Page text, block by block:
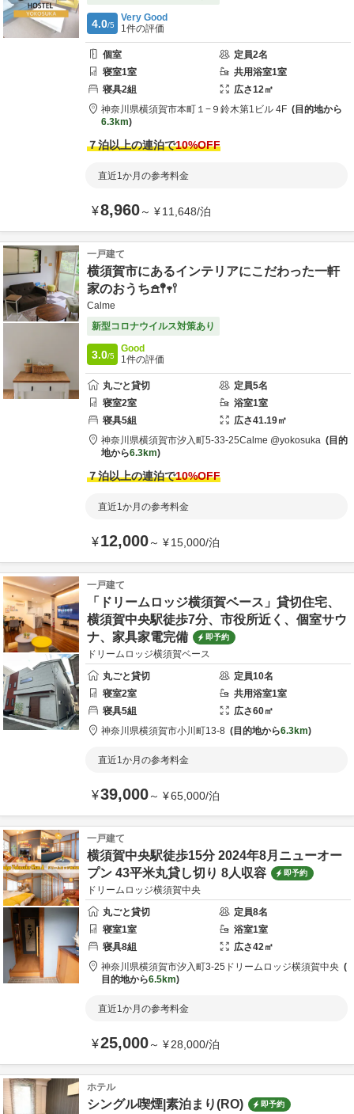
4.0/5
Very Good
1件の評価
個室 定員2名
寝室1室 共用浴室1室
寝具2組 広さ12㎡
神奈川県横須賀市本町１−９ 鈴木第1ビル 4F
目的地から
6.3km
７泊以上の連泊で10%OFF
直近1か月の参考料金
¥8,960～ ¥11,648/泊
一戸建て
横須賀市にあるインテリアにこだわった一軒
家のおうち𖠿𖤥𖥧𖥣
Calme
新型コロナウイルス対策あり
3.0/5
Good
1件の評価
丸ごと貸切 定員5名
寝室2室 浴室1室
寝具5組 広さ41.19㎡
神奈川県横須賀市汐入町5-33-25Calme @yokosuka
目的
地から6.3km
７泊以上の連泊で10%OFF
直近1か月の参考料金
¥12,000～ ¥15,000/泊
一戸建て
「ドリームロッジ横須賀ベース」貸切住宅、
横須賀中央駅徒歩7分、市役所近く、個室サウ
ナ、家具家電完備
即予約
ドリームロッジ横須賀ベース
丸ごと貸切
定員10名
寝室2室 共用浴室1室
寝具5組 広さ60㎡
神奈川県横須賀市小川町13-8 目的地から6.3km
直近1か月の参考料金
¥39,000～ ¥65,000/泊
一戸建て
横須賀中央駅徒歩15分 2024年8月ニューオー
プン 43平米丸貸し切り 8人収容
即予約
ドリームロッジ横須賀中央
丸ごと貸切
定員8名
寝室1室 浴室1室
寝具8組 広さ42㎡
神奈川県横須賀市汐入町3-25 ドリームロッジ横須賀中央
目的地から6.5km
直近1か月の参考料金
¥25,000～ ¥28,000/泊
ホテル
シングル喫煙|素泊まり(RO) 即予約